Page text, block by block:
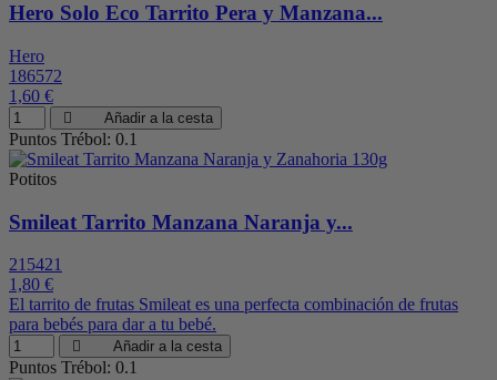
Hero Solo Eco Tarrito Pera y Manzana...
Hero
186572
1,60 €
Añadir a la cesta
Puntos Trébol: 0.1
Potitos
Smileat Tarrito Manzana Naranja y...
215421
1,80 €
El tarrito de frutas Smileat es una perfecta combinación de frutas
para bebés para dar a tu bebé.
Añadir a la cesta
Puntos Trébol: 0.1